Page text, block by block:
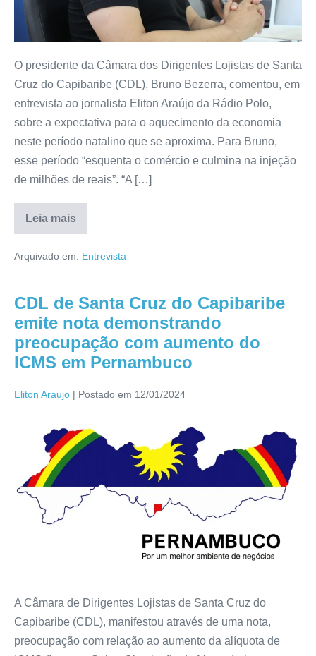
O presidente da Câmara dos Dirigentes Lojistas de Santa
Cruz do Capibaribe (CDL), Bruno Bezerra, comentou, em
entrevista ao jornalista Eliton Araújo da Rádio Polo,
sobre a expectativa para o aquecimento da economia
neste período natalino que se aproxima. Para Bruno,
esse período “esquenta o comércio e culmina na injeção
de milhões de reais”. “A […]
Leia mais
Arquivado em: Entrevista
CDL de Santa Cruz do Capibaribe
emite nota demonstrando
preocupação com aumento do
ICMS em Pernambuco
Eliton Araujo | Postado em 12/01/2024
A Câmara de Dirigentes Lojistas de Santa Cruz do
Capibaribe (CDL), manifestou através de uma nota,
preocupação com relação ao aumento da alíquota de